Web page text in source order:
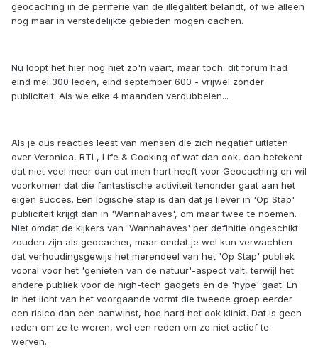
geocaching in de periferie van de illegaliteit belandt, of we alleen
nog maar in verstedelijkte gebieden mogen cachen.
Nu loopt het hier nog niet zo'n vaart, maar toch: dit forum had
eind mei 300 leden, eind september 600 - vrijwel zonder
publiciteit. Als we elke 4 maanden verdubbelen...
Als je dus reacties leest van mensen die zich negatief uitlaten
over Veronica, RTL, Life & Cooking of wat dan ook, dan betekent
dat niet veel meer dan dat men hart heeft voor Geocaching en wil
voorkomen dat die fantastische activiteit tenonder gaat aan het
eigen succes. Een logische stap is dan dat je liever in 'Op Stap'
publiciteit krijgt dan in 'Wannahaves', om maar twee te noemen.
Niet omdat de kijkers van 'Wannahaves' per definitie ongeschikt
zouden zijn als geocacher, maar omdat je wel kun verwachten
dat verhoudingsgewijs het merendeel van het 'Op Stap' publiek
vooral voor het 'genieten van de natuur'-aspect valt, terwijl het
andere publiek voor de high-tech gadgets en de 'hype' gaat. En
in het licht van het voorgaande vormt die tweede groep eerder
een risico dan een aanwinst, hoe hard het ook klinkt. Dat is geen
reden om ze te weren, wel een reden om ze niet actief te
werven.